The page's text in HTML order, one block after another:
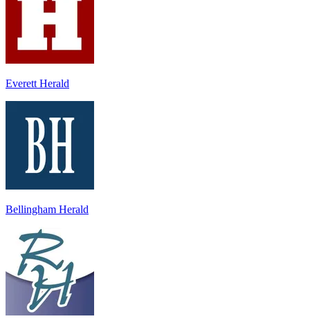
Everett Herald
Bellingham Herald